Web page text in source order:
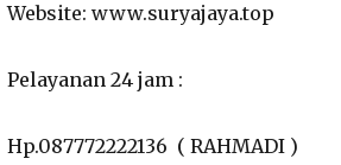
Website: www.suryajaya.top
Pelayanan 24 jam :
Hp.087772222136 ( RAHMADI )